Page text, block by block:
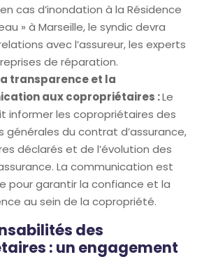
cas d’inondation à la Résidence
» à Marseille, le syndic devra
avec l’assureur, les experts
de réparation.
transparence et la
aux copropriétaires :Le
informer les copropriétaires des
générales du contrat d’assurance,
déclarés et de l’évolution des
La communication est
pour garantir la confiance et la
au sein de la copropriété.
des
: un engagement